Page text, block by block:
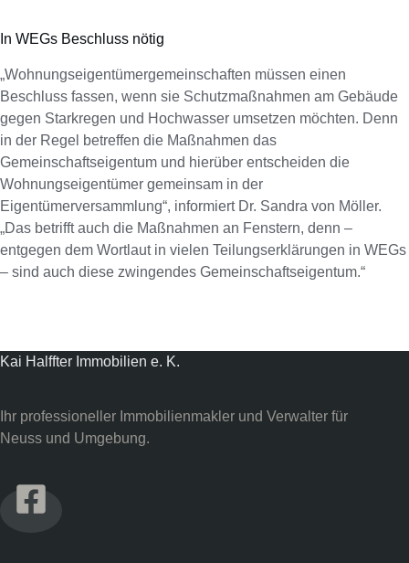
In WEGs Beschluss nötig
„Wohnungseigentümergemeinschaften müssen einen
Beschluss fassen, wenn sie Schutzmaßnahmen am Gebäude
gegen Starkregen und Hochwasser umsetzen möchten. Denn
in der Regel betreffen die Maßnahmen das
Gemeinschaftseigentum und hierüber entscheiden die
Wohnungseigentümer gemeinsam in der
Eigentümerversammlung“, informiert Dr. Sandra von Möller.
„Das betrifft auch die Maßnahmen an Fenstern, denn –
entgegen dem Wortlaut in vielen Teilungserklärungen in WEGs
– sind auch diese zwingendes Gemeinschaftseigentum.“
Kai Halffter Immobilien e. K.
Ihr professioneller Immobilienmakler und Verwalter für
Neuss und Umgebung.